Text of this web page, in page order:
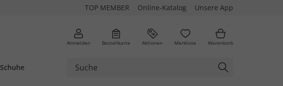
TOP MEMBER Online-Katalog Unsere App
Anmelden Bestellkarte Aktionen Merkliste Warenkorb
Schuhe